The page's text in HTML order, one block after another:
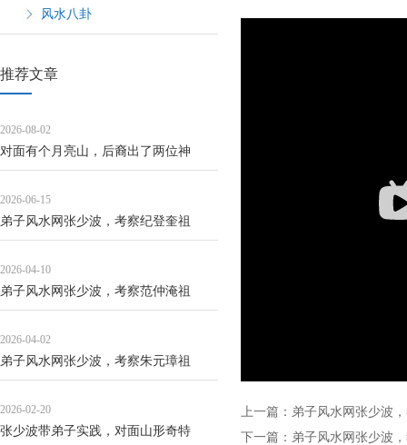
风水八卦
推荐文章
2026-08-02
对面有个月亮山，后裔出了两位神
2026-06-15
弟子风水网张少波，考察纪登奎祖
2026-04-10
弟子风水网张少波，考察范仲淹祖
2026-04-02
弟子风水网张少波，考察朱元璋祖
2026-02-20
张少波带弟子实践，对面山形奇特
上一篇： 弟子风水网张少波
下一篇： 弟子风水网张少波